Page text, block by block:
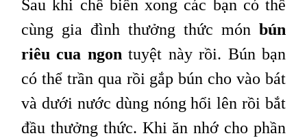
Sau khi chế biến xong các bạn có thể
cùng gia đình thưởng thức món bún
riêu cua ngon tuyệt này rồi. Bún bạn
có thể trần qua rồi gắp bún cho vào bát
và dưới nước dùng nóng hổi lên rồi bắt
đầu thưởng thức. Khi ăn nhớ cho phần